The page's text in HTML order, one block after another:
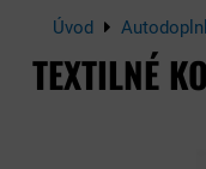
Úvod
TEXTILNÉ